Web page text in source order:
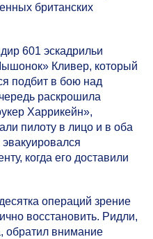
британских
601 эскадрильи
Кливер, который
подбит в бою над
раскрошила
Харрикейн»,
пилоту в лицо и в оба
когда его доставили
операций зрение
восстановить. Ридли,
обратил внимание